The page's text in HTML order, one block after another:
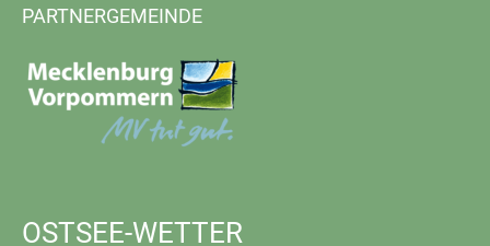
PARTNERGEMEINDE
OSTSEE-WETTER